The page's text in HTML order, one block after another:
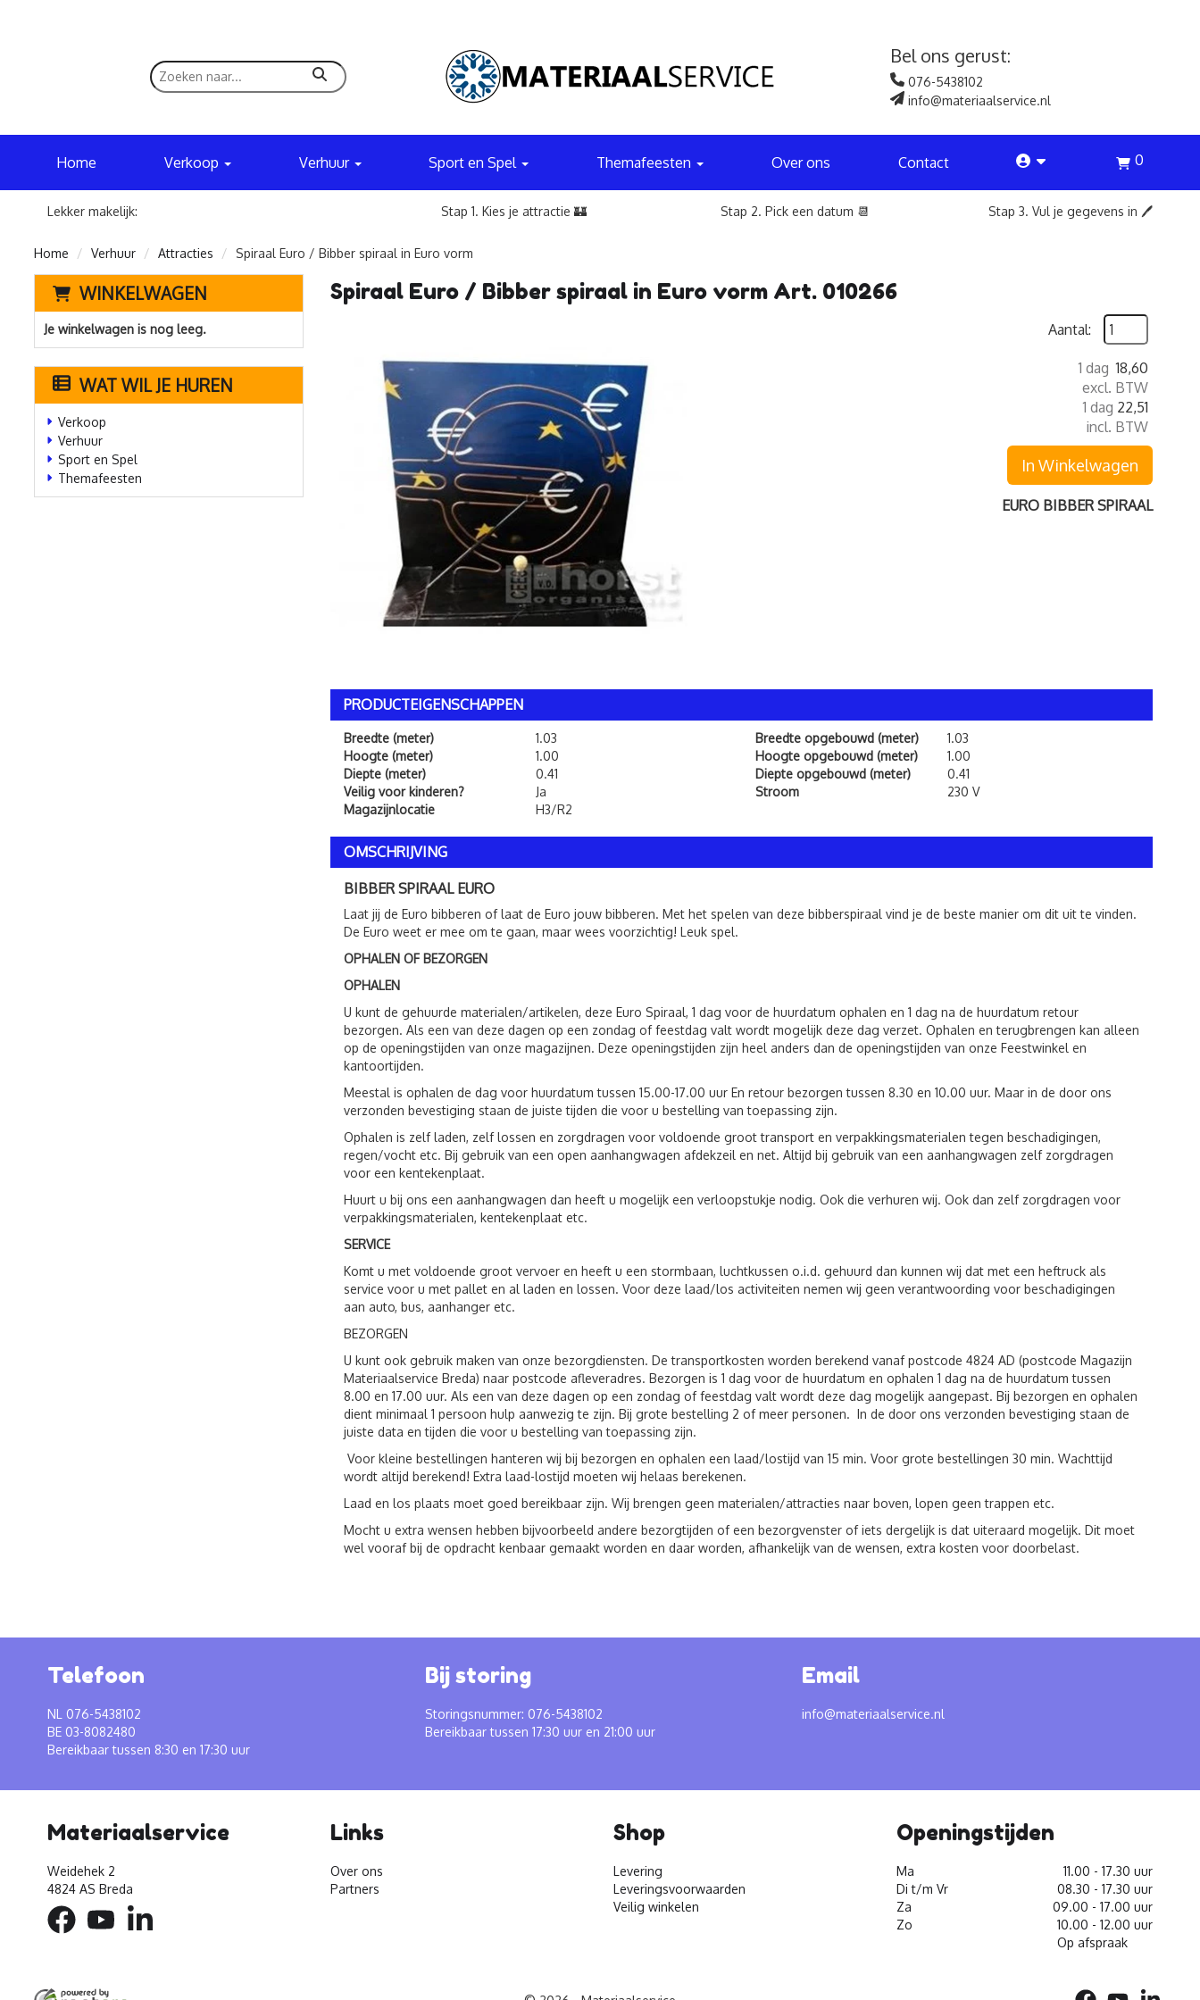
zoeken
Bel ons gerust:
076-5438102
info@materiaalservice.nl
Home Verkoop Verhuur Sport en Spel Themafeesten Over ons Contact account 0
Lekker makelijk: Stap 1. Kies je attractie 🏰 Stap 2. Pick een datum 📆 Stap 3. Vul je gegevens in 🖊️
Home Verhuur Attracties Spiraal Euro / Bibber spiraal in Euro vorm
WINKELWAGEN
Je winkelwagen is nog leeg.
WAT WIL JE HUREN
Verkoop
Verhuur
Sport en Spel
Themafeesten
Spiraal Euro / Bibber spiraal in Euro vorm Art. 010266
Aantal:
1 dag 18,60
excl. BTW
1 dag 22,51
incl. BTW
In Winkelwagen
EURO BIBBER SPIRAAL
PRODUCTEIGENSCHAPPEN
Breedte (meter)
1.03
Hoogte (meter)
1.00
Diepte (meter)
0.41
Veilig voor kinderen?
Ja
Magazijnlocatie
H3/R2
Breedte opgebouwd (meter)
1.03
Hoogte opgebouwd (meter)
1.00
Diepte opgebouwd (meter)
0.41
Stroom
230 V
OMSCHRIJVING
BIBBER SPIRAAL EURO
Laat jij de Euro bibberen of laat de Euro jouw bibberen. Met het spelen van deze bibberspiraal vind je de beste manier om dit uit te vinden.
De Euro weet er mee om te gaan, maar wees voorzichtig! Leuk spel.
OPHALEN OF BEZORGEN
OPHALEN
U kunt de gehuurde materialen/artikelen, deze Euro Spiraal, 1 dag voor de huurdatum ophalen en 1 dag na de huurdatum retour
bezorgen. Als een van deze dagen op een zondag of feestdag valt wordt mogelijk deze dag verzet. Ophalen en terugbrengen kan alleen
op de openingstijden van onze magazijnen. Deze openingstijden zijn heel anders dan de openingstijden van onze Feestwinkel en
kantoortijden.
Meestal is ophalen de dag voor huurdatum tussen 15.00-17.00 uur En retour bezorgen tussen 8.30 en 10.00 uur. Maar in de door ons
verzonden bevestiging staan de juiste tijden die voor u bestelling van toepassing zijn.
Ophalen is zelf laden, zelf lossen en zorgdragen voor voldoende groot transport en verpakkingsmaterialen tegen beschadigingen,
regen/vocht etc. Bij gebruik van een open aanhangwagen afdekzeil en net. Altijd bij gebruik van een aanhangwagen zelf zorgdragen
voor een kentekenplaat.
Huurt u bij ons een aanhangwagen dan heeft u mogelijk een verloopstukje nodig. Ook die verhuren wij. Ook dan zelf zorgdragen voor
verpakkingsmaterialen, kentekenplaat etc.
SERVICE
Komt u met voldoende groot vervoer en heeft u een stormbaan, luchtkussen o.i.d. gehuurd dan kunnen wij dat met een heftruck als
service voor u met pallet en al laden en lossen. Voor deze laad/los activiteiten nemen wij geen verantwoording voor beschadigingen
aan auto, bus, aanhanger etc.
BEZORGEN
U kunt ook gebruik maken van onze bezorgdiensten. De transportkosten worden berekend vanaf postcode 4824 AD (postcode Magazijn
Materiaalservice Breda) naar postcode afleveradres. Bezorgen is 1 dag voor de huurdatum en ophalen 1 dag na de huurdatum tussen
8.00 en 17.00 uur. Als een van deze dagen op een zondag of feestdag valt wordt deze dag mogelijk aangepast. Bij bezorgen en ophalen
dient minimaal 1 persoon hulp aanwezig te zijn. Bij grote bestelling 2 of meer personen. In de door ons verzonden bevestiging staan de
juiste data en tijden die voor u bestelling van toepassing zijn.
Voor kleine bestellingen hanteren wij bij bezorgen en ophalen een laad/lostijd van 15 min. Voor grote bestellingen 30 min. Wachttijd
wordt altijd berekend! Extra laad-lostijd moeten wij helaas berekenen.
Laad en los plaats moet goed bereikbaar zijn. Wij brengen geen materialen/attracties naar boven, lopen geen trappen etc.
Mocht u extra wensen hebben bijvoorbeeld andere bezorgtijden of een bezorgvenster of iets dergelijk is dat uiteraard mogelijk. Dit moet
wel vooraf bij de opdracht kenbaar gemaakt worden en daar worden, afhankelijk van de wensen, extra kosten voor doorbelast.
Telefoon
NL 076-5438102
BE 03-8082480
Bereikbaar tussen 8:30 en 17:30 uur
Bij storing
Storingsnummer: 076-5438102
Bereikbaar tussen 17:30 uur en 21:00 uur
Email
info@materiaalservice.nl
Materiaalservice
Weidehek 2
4824 AS Breda
Links
Over ons
Partners
Shop
Levering
Leveringsvoorwaarden
Veilig winkelen
Openingstijden
Ma
11.00 - 17.30 uur
Di t/m Vr
08.30 - 17.30 uur
Za
09.00 - 17.00 uur
Zo
10.00 - 12.00 uur
Op afspraak
facebookyoutubelinkedin